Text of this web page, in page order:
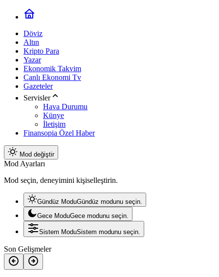
Döviz
Altın
Kripto Para
Yazar
Ekonomik Takvim
Canlı Ekonomi Tv
Gazeteler
Servisler
Hava Durumu
Künye
İletişim
Finansopia Özel Haber
Mod değiştir
Mod Ayarları
Mod seçin, deneyimini kişiselleştirin.
Gündüz ModuGündüz modunu seçin.
Gece ModuGece modunu seçin.
Sistem ModuSistem modunu seçin.
Son Gelişmeler